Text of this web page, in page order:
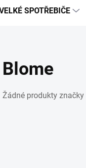
SPOTŘEBIČE
Blome
Žádné produkty značky